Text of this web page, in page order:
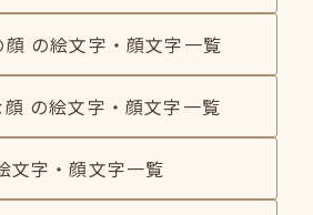
の絵文字・顔文字一覧
の絵文字・顔文字一覧
文字・顔文字一覧